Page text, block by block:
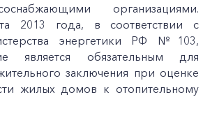
организациями.
2013 года, в соответствии с
энергетики РФ №103,
является обязательным для
заключения при оценке
жилых домов к отопительному